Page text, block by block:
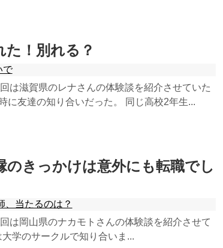
た！別れる？
で
は滋賀県のレナさんの体験談を紹介させていた
に友達の知り合いだった。 同じ高校2年生...
のきっかけは意外にも転職でし
、当たるのは？
は岡山県のナカモトさんの体験談を紹介させて
学のサークルで知り合いま...